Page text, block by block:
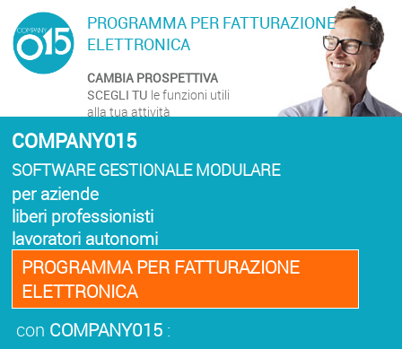
PROGRAMMA PER FATTURAZIONE
ELETTRONICA
CAMBIA PROSPETTIVA
SCEGLI TU le funzioni utili
alla tua attività
COMPANY015
SOFTWARE GESTIONALE MODULARE
per aziende
liberi professionisti
lavoratori autonomi
PROGRAMMA PER FATTURAZIONE
ELETTRONICA
con COMPANY015 :